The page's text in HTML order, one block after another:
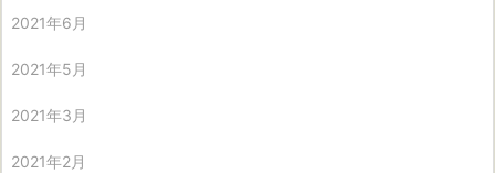
2021年6月
2021年5月
2021年3月
2021年2月